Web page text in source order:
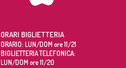
ORARI BIGLIETTERIA
ORARIO: LUN/DOM ore 11/21
BIGLIETTERIA TELEFONICA:
LUN/DOM ore 11/20